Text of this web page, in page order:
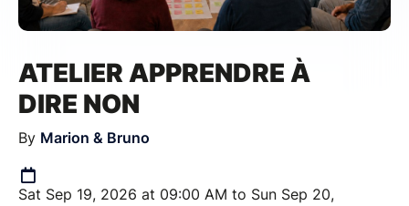
ATELIER APPRENDRE À
DIRE NON
By Marion & Bruno
Sat Sep 19, 2026 at 09:00 AM to Sun Sep 20,